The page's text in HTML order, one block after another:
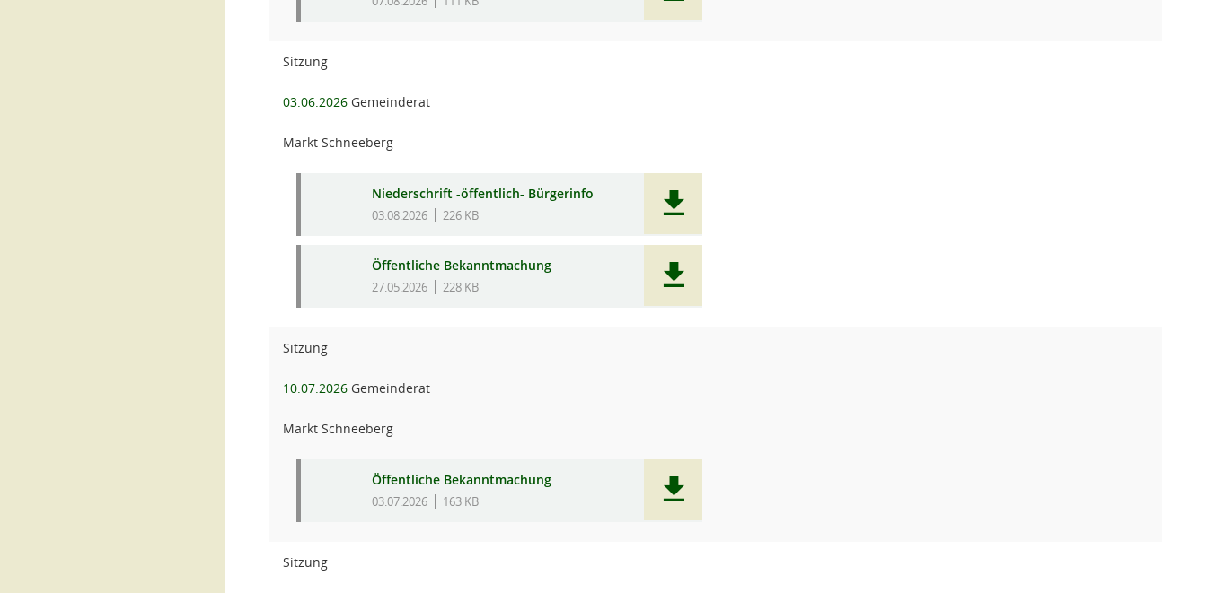
Sitzung
03.06.2026 Gemeinderat
Markt Schneeberg
Niederschrift -öffentlich- Bürgerinfo
03.08.2026 226 KB
Öffentliche Bekanntmachung
27.05.2026 228 KB
Sitzung
10.07.2026 Gemeinderat
Markt Schneeberg
Öffentliche Bekanntmachung
03.07.2026 163 KB
Sitzung